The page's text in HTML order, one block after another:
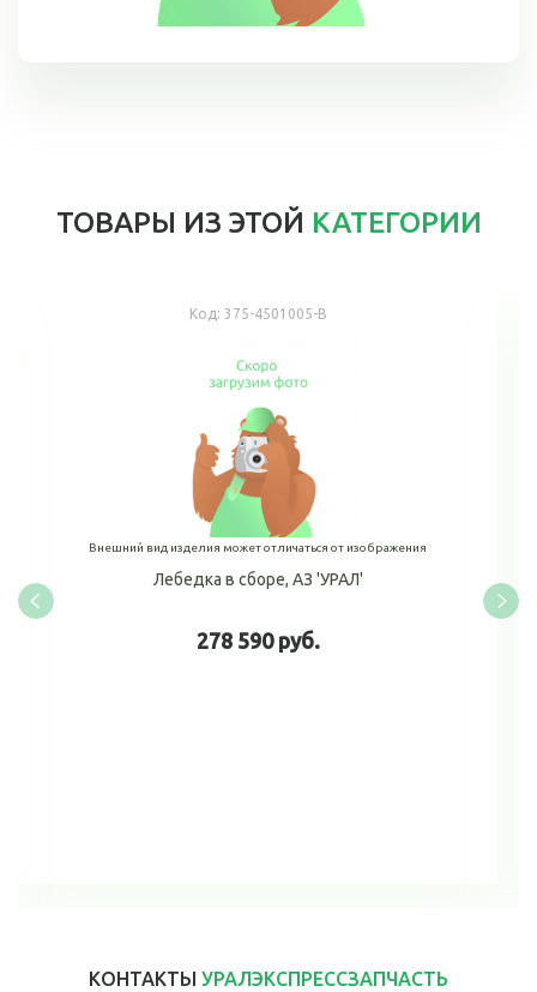
ТОВАРЫ ИЗ ЭТОЙ КАТЕГОРИИ
Код: 375-4501005-В
Внешний вид изделия может отличаться от изображения
Лебедка в сборе, АЗ 'УРАЛ'
278 590 руб.
КОНТАКТЫ УРАЛЭКСПРЕССЗАПЧАСТЬ